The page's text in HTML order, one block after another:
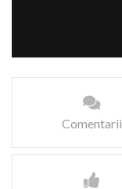
Comentarii